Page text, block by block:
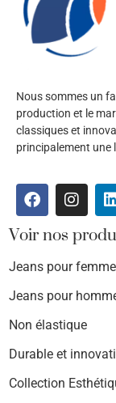
Nous sommes un
production et le
classiques et
principalement une
Voir nos
Jeans pour
Jeans pour
Non élastique
Durable et
Collection